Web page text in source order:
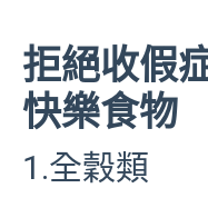
拒絕收假
快樂食物
1.全穀類